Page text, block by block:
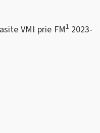
VMI prie FM1 2023-